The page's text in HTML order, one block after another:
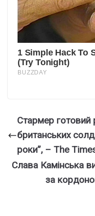
Стармер готовий
британських
роки”, – The
Слава Камінська
за